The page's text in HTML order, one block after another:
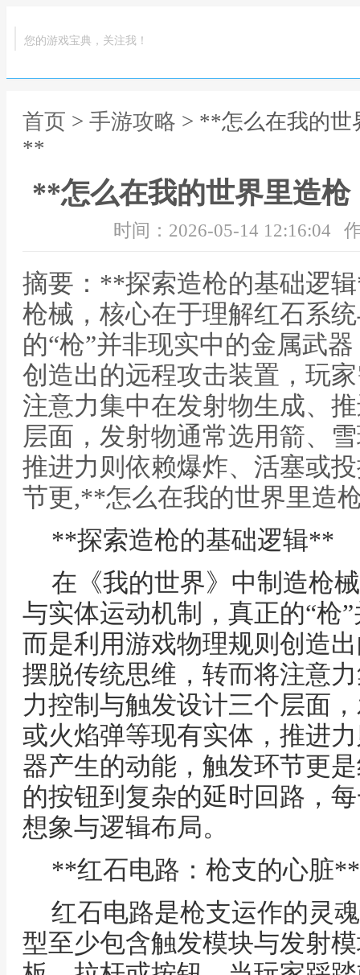
您的游戏宝典，关注我！
首页 > 手游攻略 > **怎么在我的世
**
**怎么在我的世界里造
时间：2026-05-14 12:16:04
摘要：**探索造枪的基础逻
枪械，核心在于理解红石系
的“枪”并非现实中的金属武
创造出的远程攻击装置，玩
注意力集中在发射物生成、
层面，发射物通常选用箭、
推进力则依赖爆炸、活塞或
节更,**怎么在我的世界里造
**探索造枪的基础逻辑**
在《我的世界》中制造枪
与实体运动机制，真正的“枪
而是利用游戏物理规则创造
摆脱传统思维，转而将注意
力控制与触发设计三个层面
或火焰弹等现有实体，推进
器产生的动能，触发环节更
的按钮到复杂的延时回路，
想象与逻辑布局。
**红石电路：枪支的心脏**
红石电路是枪支运作的灵
型至少包含触发模块与发射